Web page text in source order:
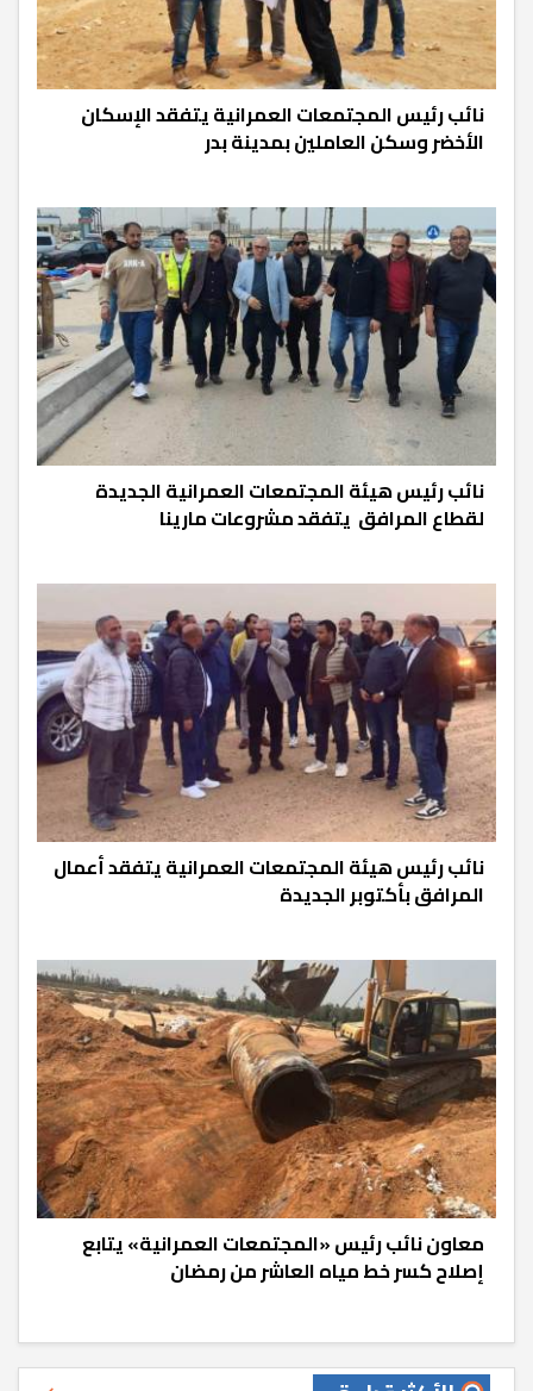
نائب رئيس المجتمعات العمرانية يتفقد الإسكان
الأخضر وسكن العاملين بمدينة بدر
نائب رئيس هيئة المجتمعات العمرانية الجديدة
لقطاع المرافق يتفقد مشروعات مارينا
نائب رئيس هيئة المجتمعات العمرانية يتفقد أعمال
المرافق بأكتوبر الجديدة
معاون نائب رئيس «المجتمعات العمرانية» يتابع
إصلاح كسر خط مياه العاشر من رمضان